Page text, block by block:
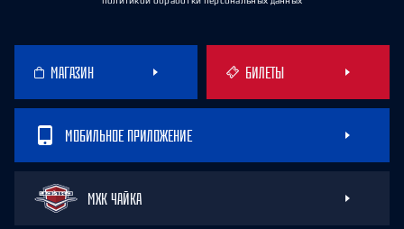
МАГАЗИН БИЛЕТЫ
МОБИЛЬНОЕ ПРИЛОЖЕНИЕ
МХК ЧАЙКА